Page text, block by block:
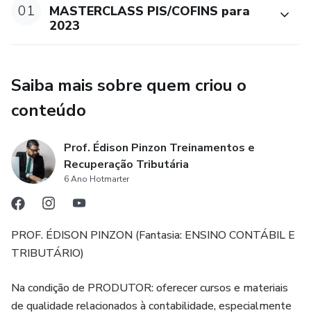
01
MASTERCLASS PIS/COFINS para
2023
Saiba mais sobre quem criou o
conteúdo
Prof. Édison Pinzon Treinamentos e
Recuperação Tributária
6 Ano Hotmarter
PROF. ÉDISON PINZON (Fantasia: ENSINO CONTÁBIL E
TRIBUTÁRIO)
Na condição de PRODUTOR: oferecer cursos e materiais
de qualidade relacionados à contabilidade, especialmente